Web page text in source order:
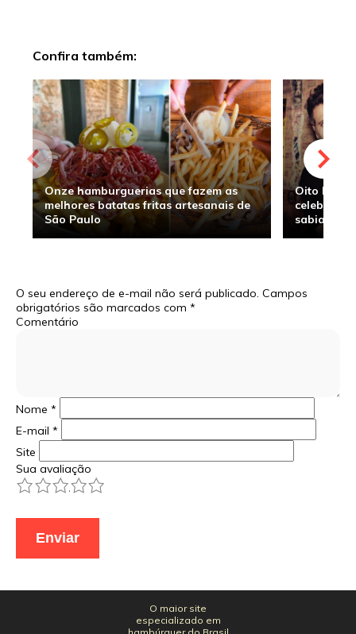
Confira também:
Onze hamburguerias que fazem as
melhores batatas fritas artesanais de
São Paulo
Oito
sabia
O seu endereço de e-mail não será publicado. Campos
obrigatórios são marcados com *
Comentário
Nome *
E-mail *
Site
Sua avaliação
5
4
3
2
O maior site
especializado em